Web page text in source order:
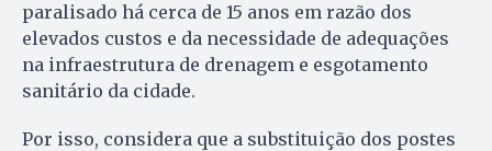
paralisado há cerca de 15 anos em razão dos
elevados custos e da necessidade de adequações
na infraestrutura de drenagem e esgotamento
sanitário da cidade.
Por isso, considera que a substituição dos postes